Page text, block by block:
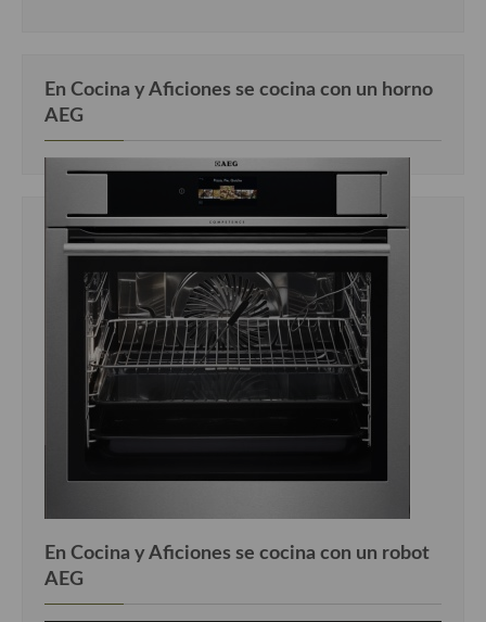
En Cocina y Aficiones se cocina con un horno
AEG
En Cocina y Aficiones se cocina con un robot
AEG